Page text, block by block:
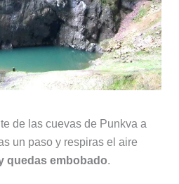
de las cuevas de Punkva a
un paso y respiras el aire
quedas embobado.